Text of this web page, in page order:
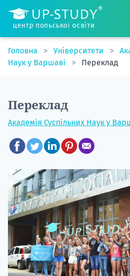
центр польської освіти
Головна Університети
Наук у Варшаві
Переклад
Переклад
Академія Суспільних Наук у